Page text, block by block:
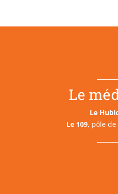
Le
Le
Le 109, pôle